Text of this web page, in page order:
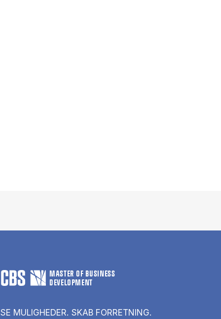
MASTER OF BUSINESS
DEVELOPMENT
SE MULIGHEDER. SKAB FORRETNING.